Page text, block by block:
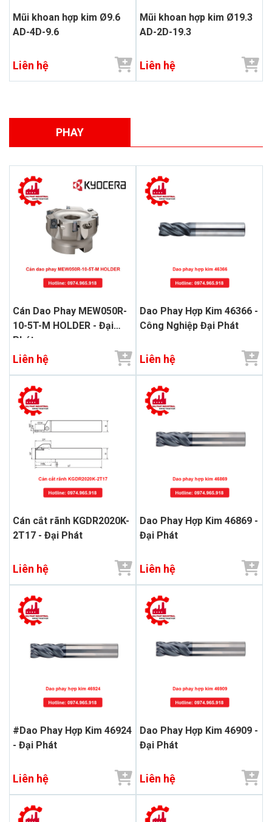
Mũi khoan hợp kim Ø9.6
AD-4D-9.6
Liên hệ
Mũi khoan hợp kim Ø19.3
AD-2D-19.3
Liên hệ
PHAY
Cán Dao Phay MEW050R-
10-5T-M HOLDER - Đại
Phát
Liên hệ
Dao Phay Hợp Kim 46366 -
Công Nghiệp Đại Phát
Liên hệ
Cán cắt rãnh KGDR2020K-
2T17 - Đại Phát
Liên hệ
Dao Phay Hợp Kim 46869 -
Đại Phát
Liên hệ
#Dao Phay Hợp Kim 46924
- Đại Phát
Liên hệ
Dao Phay Hợp Kim 46909 -
Đại Phát
Liên hệ